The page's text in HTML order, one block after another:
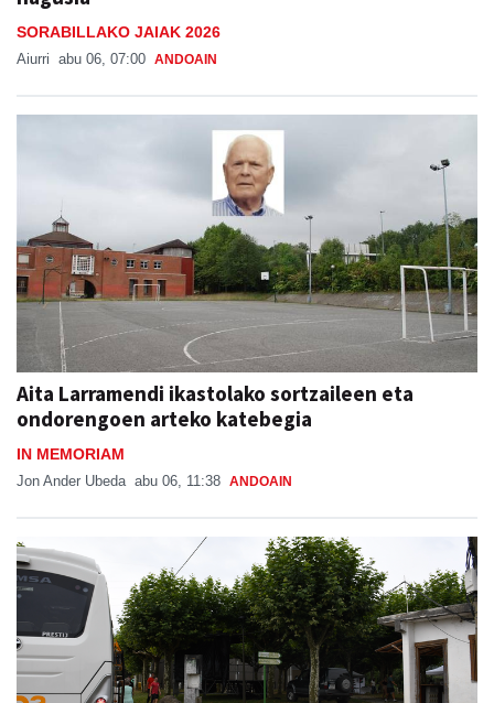
SORABILLAKO JAIAK 2026
Aiurri abu 06, 07:00 ANDOAIN
Aita Larramendi ikastolako sortzaileen eta
ondorengoen arteko katebegia
IN MEMORIAM
Jon Ander Ubeda abu 06, 11:38 ANDOAIN